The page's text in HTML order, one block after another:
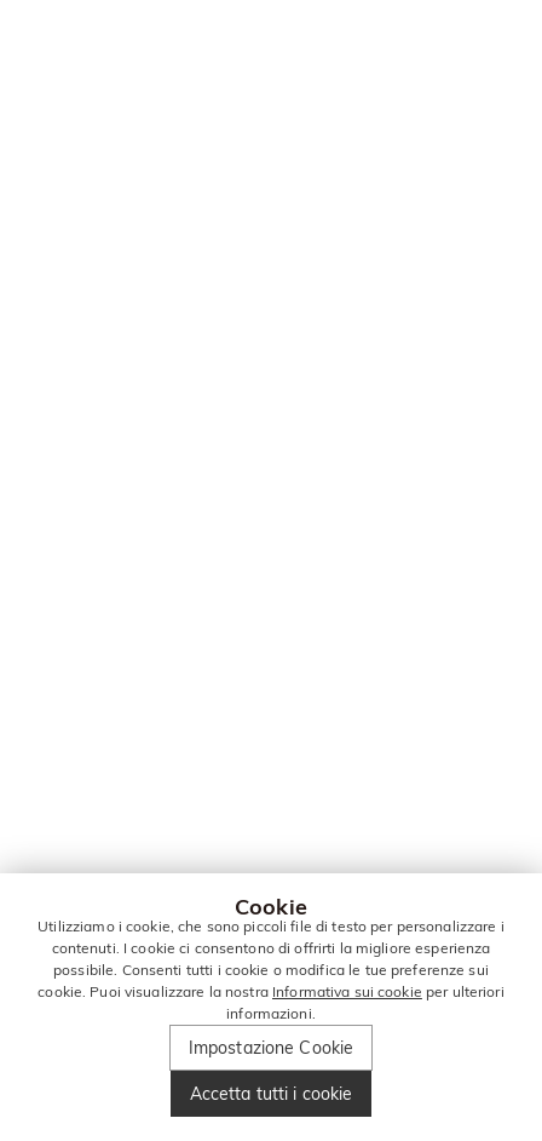
Cookie
Utilizziamo i cookie, che sono piccoli file di testo per personalizzare i
contenuti. I cookie ci consentono di offrirti la migliore esperienza
possibile. Consenti tutti i cookie o modifica le tue preferenze sui
cookie. Puoi visualizzare la nostra Informativa sui cookie per ulteriori
informazioni.
Impostazione Cookie
Accetta tutti i cookie